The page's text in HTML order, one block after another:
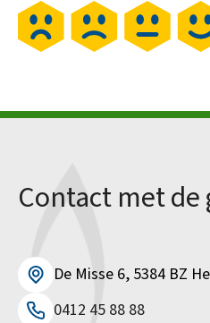
Contact met
De Misse 6, 5384 BZ
0412 45 88 88